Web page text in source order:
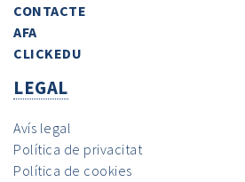
CONTACTE
AFA
CLICKEDU
LEGAL
Avís legal
Política de privacitat
Política de cookies